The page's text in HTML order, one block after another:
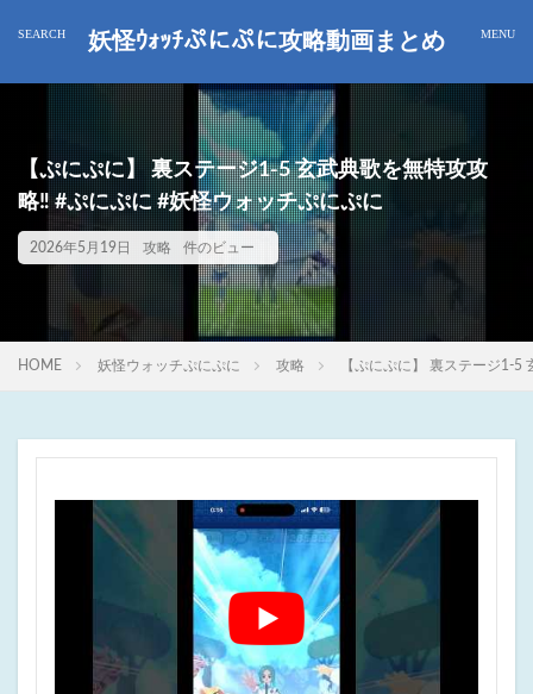
妖怪ｳｫｯﾁぷにぷに攻略動画まとめ
【ぷにぷに】 裏ステージ1-5 玄武典歌を無特攻攻
略‼︎ #ぷにぷに #妖怪ウォッチぷにぷに
2026年5月19日 攻略 件のビュー
HOME 妖怪ウォッチぷにぷに 攻略 【ぷにぷに】 裏ステージ1-5